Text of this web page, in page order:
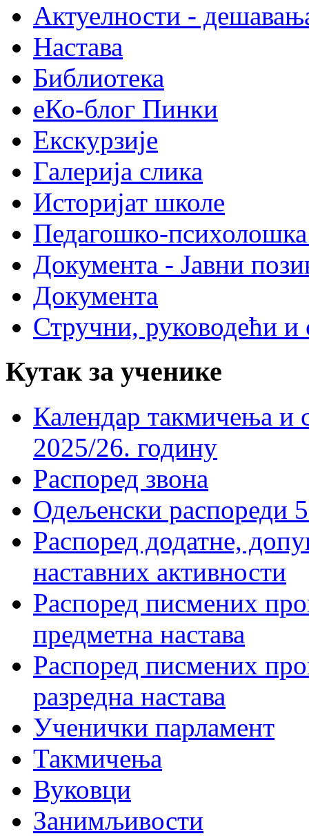
Актуелности -
Настава
Библиотека
еКо-блог Пинки
Екскурзије
Галерија слика
Историјат школе
Педагошко-психолошка
Документа - Јавни
Документа
Стручни, руководећи и
Кутак за ученике
Календар такмичења
2025/26. годину
Распоред звона
Одељенски распореди
Распоред додатне,
наставних активности
Распоред писмених
предметна настава
Распоред писмених
разредна настава
Ученички парламент
Такмичења
Вуковци
Занимљивости